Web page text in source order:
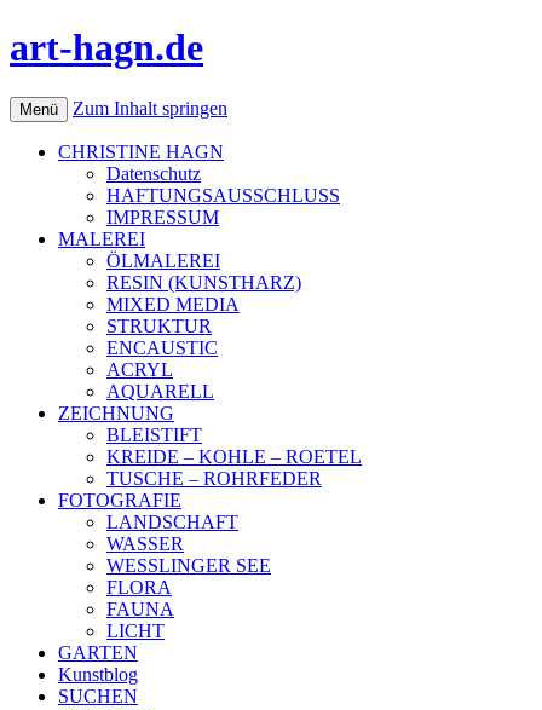
art-hagn.de
Menü Zum Inhalt springen
CHRISTINE HAGN
Datenschutz
HAFTUNGSAUSSCHLUSS
IMPRESSUM
MALEREI
ÖLMALEREI
RESIN (KUNSTHARZ)
MIXED MEDIA
STRUKTUR
ENCAUSTIC
ACRYL
AQUARELL
ZEICHNUNG
BLEISTIFT
KREIDE – KOHLE – ROETEL
TUSCHE – ROHRFEDER
FOTOGRAFIE
LANDSCHAFT
WASSER
WESSLINGER SEE
FLORA
FAUNA
LICHT
GARTEN
Kunstblog
SUCHEN